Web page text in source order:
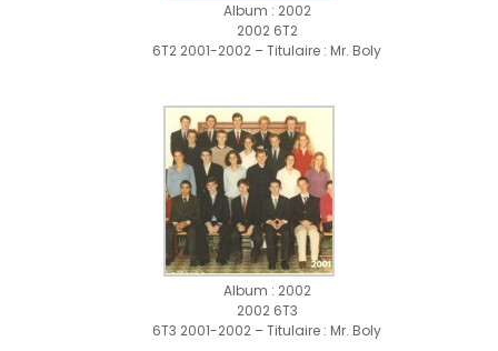
Album : 2002
2002 6T2
6T2 2001-2002 – Titulaire : Mr. Boly
Album : 2002
2002 6T3
6T3 2001-2002 – Titulaire : Mr. Boly